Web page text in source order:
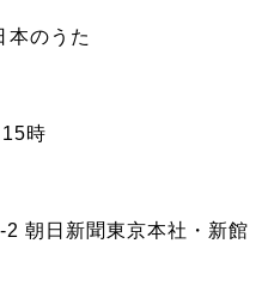
本のうた
時
朝日新聞東京本社・新館